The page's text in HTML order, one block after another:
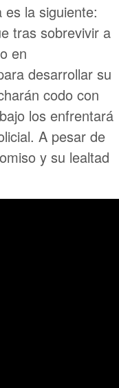
la siguiente:
tras sobrevivir a
en
desarrollar su
codo con
los enfrentará
A pesar de
y su lealtad